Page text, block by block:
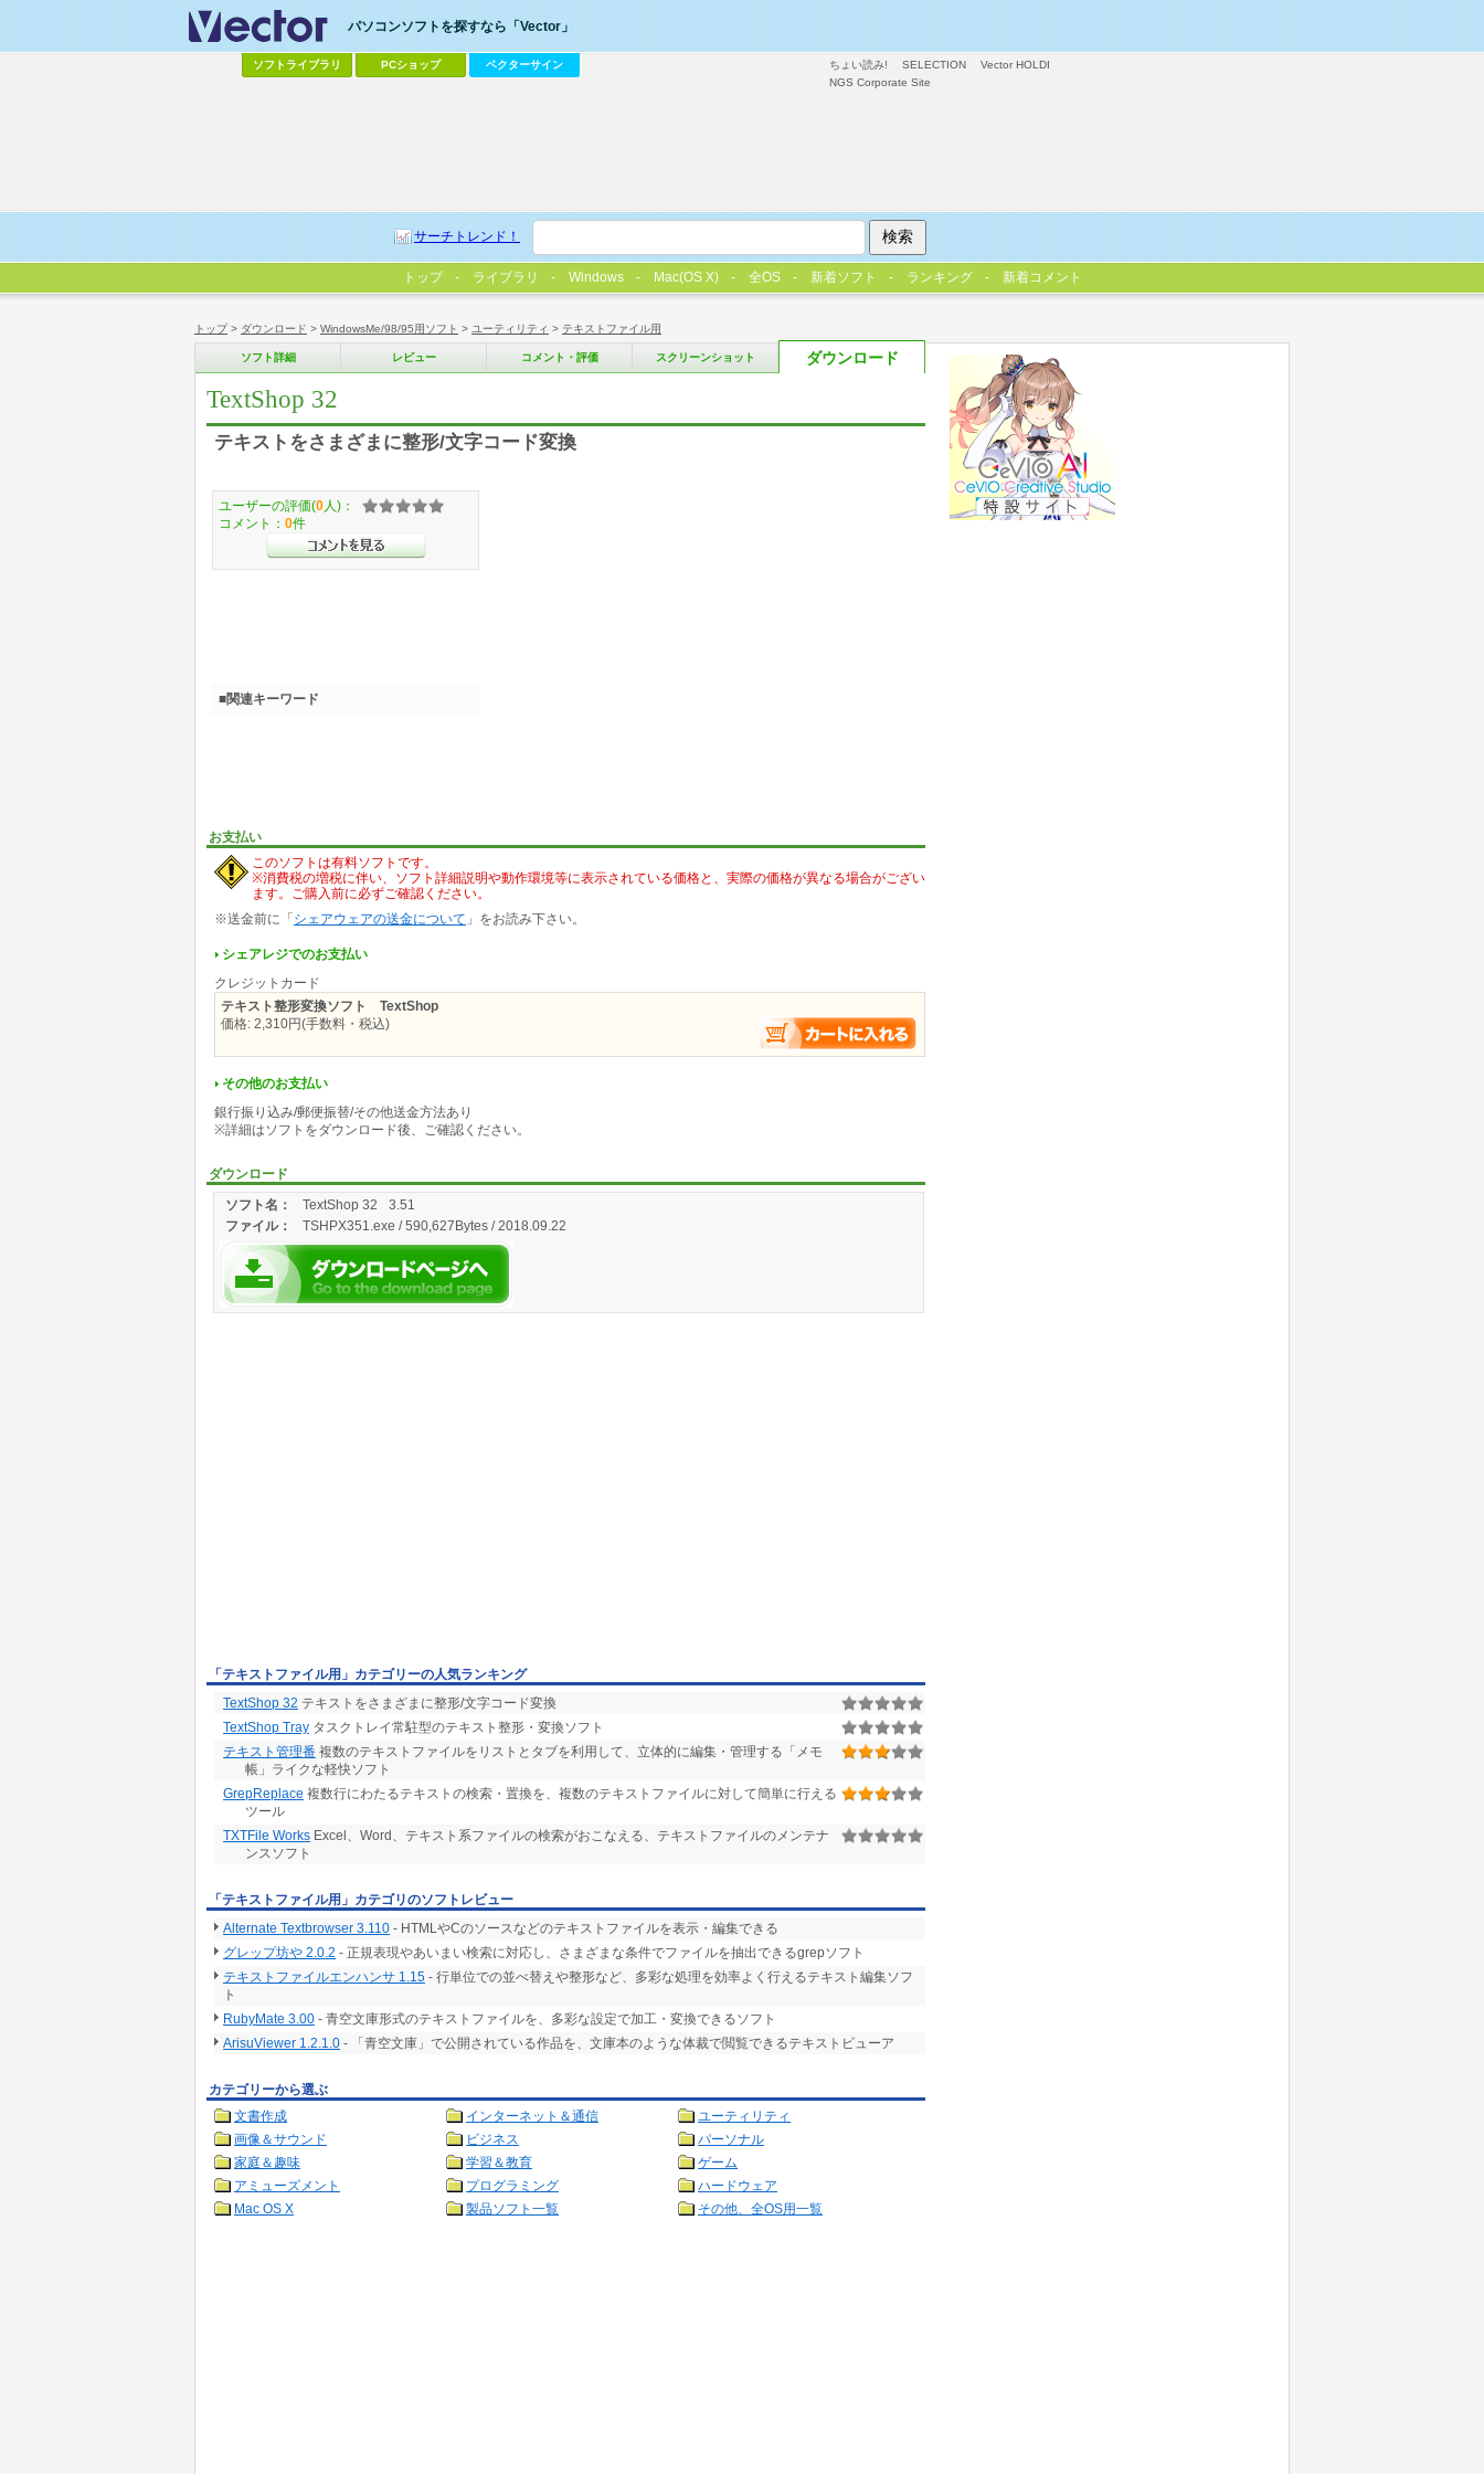
トップ> ダウンロード > WindowsMe/98/95用ソフト > ユーティリティ > テキストファイル用
ソフト詳細 レビュー コメント・評価 スクリーンショット ダウンロード
TextShop 32
テキストをさまざまに整形/文字コード変換
お支払い
このソフトは有料ソフトです。
※消費税の増税に伴い、ソフト詳細説明や動作環境等に表示されている価格と、実際の価格が異なる場合がござい
ます。ご購入前に必ずご確認ください。
※送金前に「シェアウェアの送金について 」をお読み下さい。
シェアレジでのお支払い
クレジットカード
テキスト整形変換ソフト TextShop
価格: 2,310円(手数料・税込)
その他のお支払い
銀行振り込み/郵便振替/その他送金方法あり
※詳細はソフトをダウンロード後、ご確認ください。
ダウンロード
ソフト名：
TextShop 32 3.51
ファイル： TSHPX351.exe / 590,627Bytes / 2018.09.22
ユーザーの評価(0 人)：
コメント： 0件
■関連キーワード
「テキストファイル用」カテゴリーの人気ランキング
TextShop 32 テキストをさまざまに整形/文字コード変換
TextShop Tray タスクトレイ常駐型のテキスト整形・変換ソフト
テキスト管理番 複数のテキストファイルをリストとタブを利用して、立体的に編集・管理する「メモ
帳」ライクな軽快ソフト
GrepReplace 複数行にわたるテキストの検索・置換を、複数のテキストファイルに対して簡単に行える
ツール
TXTFile Works Excel、Word、テキスト系ファイルの検索がおこなえる、テキストファイルのメンテナ
ンスソフト
「テキストファイル用」カテゴリのソフトレビュー
Alternate Textbrowser 3.110 - HTMLやCのソースなどのテキストファイルを表示・編集できる
グレップ坊や 2.0.2 - 正規表現やあいまい検索に対応し、さまざまな条件でファイルを抽出できるgrepソフト
テキストファイルエンハンサ 1.15 - 行単位での並べ替えや整形など、多彩な処理を効率よく行えるテキスト編集ソフ
ト
RubyMate 3.00 - 青空文庫形式のテキストファイルを、多彩な設定で加工・変換できるソフト
ArisuViewer 1.2.1.0 - 「青空文庫」で公開されている作品を、文庫本のような体裁で閲覧できるテキストビューア
カテゴリーから選ぶ
文書作成
インターネット＆通信
ユーティリティ
画像＆サウンド
ビジネス
パーソナル
家庭＆趣味
学習＆教育
ゲーム
アミューズメント
プログラミング
ハードウェア
Mac OS X
製品ソフト一覧 その他、全OS用一覧
ちょい読み! SELECTION
Vector HOLDI
NGS Corporate Site
パソコンソフトを探すなら「Vector」
ソフトライブラリ PCショップ ベクターサイン
サーチトレンド！
トップ ライブラリ Windows Mac(OS X) 全OS 新着ソフト ランキング 新着コメント